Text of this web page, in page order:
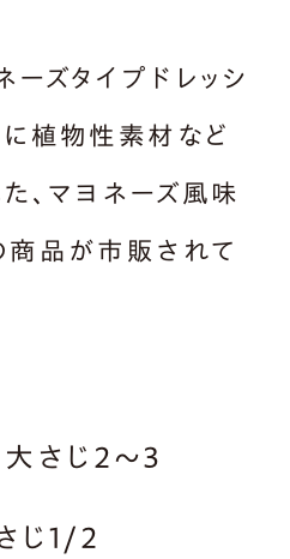
ズタイプドレッシ
に植物性素材など
、マヨネーズ風味
商品が市販されて
さじ2～3
じ1/2